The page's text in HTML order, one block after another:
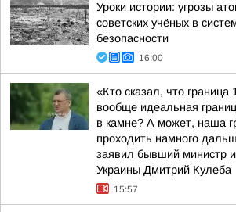
Уроки истории: угрозы
советских учёных в
безопасности
16:00
«Кто сказал, что
вообще идеальная
в камне? А может, наша
проходить намного
заявил бывший министр
Украины Дмитрий Кулеба
15:57